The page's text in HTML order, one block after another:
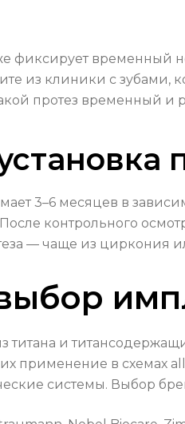
фиксирует временный
из клиники с
протез временный и
3–6 месяцев в
контрольного
— чаще из циркония
и
применение в схемах
системы. Выбор